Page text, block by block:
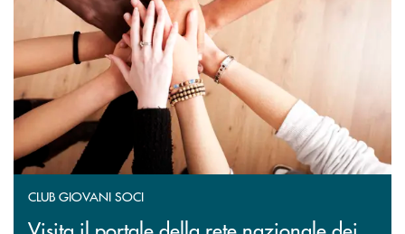
CLUB GIOVANI SOCI